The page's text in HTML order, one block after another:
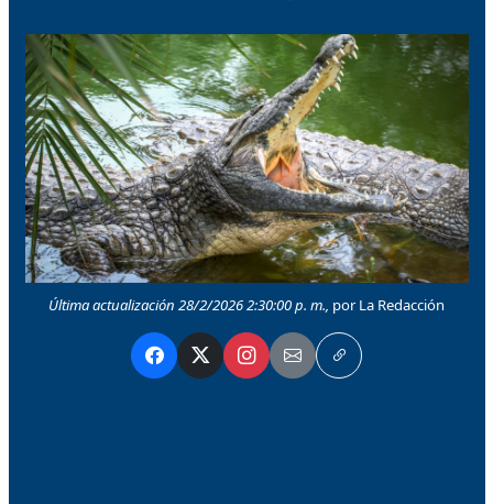
Última actualización 28/2/2026 2:30:00 p. m., por La Redacción